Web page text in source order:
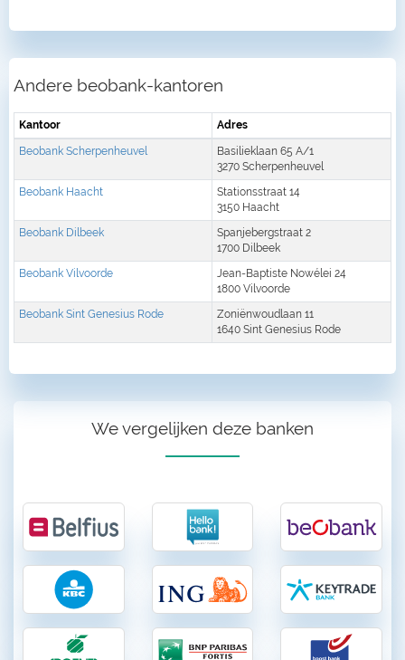
Andere beobank-kantoren
Kantoor Adres
Beobank Scherpenheuvel
Basilieklaan 65 A/1
3270 Scherpenheuvel
Beobank Haacht
Stationsstraat 14
3150 Haacht
Beobank Dilbeek
Spanjebergstraat 2
1700 Dilbeek
Beobank Vilvoorde
Jean-Baptiste Nowélei 24
1800 Vilvoorde
Beobank Sint Genesius Rode
Zoniënwoudlaan 11
1640 Sint Genesius Rode
We vergelijken deze banken